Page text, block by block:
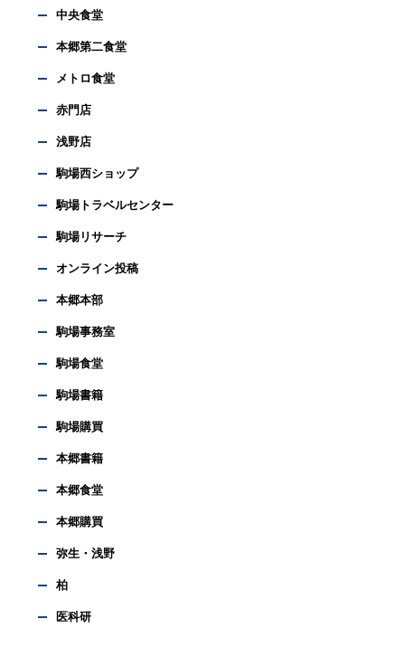
中央食堂
本郷第二食堂
メトロ食堂
赤門店
浅野店
駒場西ショップ
駒場トラベルセンター
駒場リサーチ
オンライン投稿
本郷本部
駒場事務室
駒場食堂
駒場書籍
駒場購買
本郷書籍
本郷食堂
本郷購買
弥生・浅野
柏
医科研